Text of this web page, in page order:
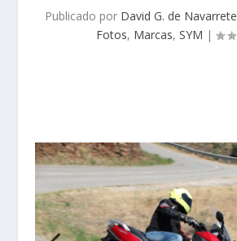
Publicado por David G. de Navarrete
Fotos, Marcas, SYM |